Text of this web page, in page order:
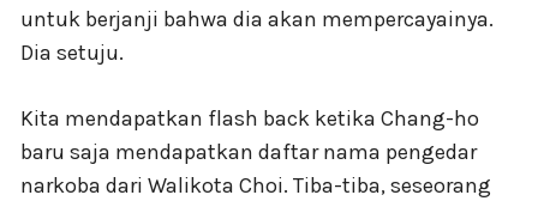
untuk berjanji bahwa dia akan mempercayainya.
Dia setuju.
Kita mendapatkan flash back ketika Chang-ho
baru saja mendapatkan daftar nama pengedar
narkoba dari Walikota Choi. Tiba-tiba, seseorang